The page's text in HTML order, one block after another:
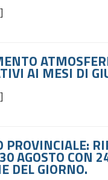
]
AI MESI DI
]
PROVINCIALE:
AGOSTO CON
DEL GIORNO.